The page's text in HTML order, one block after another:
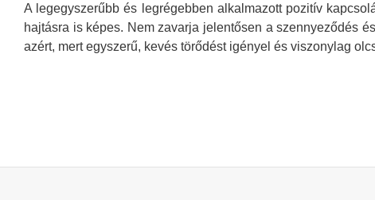
A legegyszerűbb és legrégebben alkalmazott pozitív
hajtásra is képes. Nem zavarja jelentősen a szennyeződés
azért, mert egyszerű, kevés törődést igényel és viszonylag